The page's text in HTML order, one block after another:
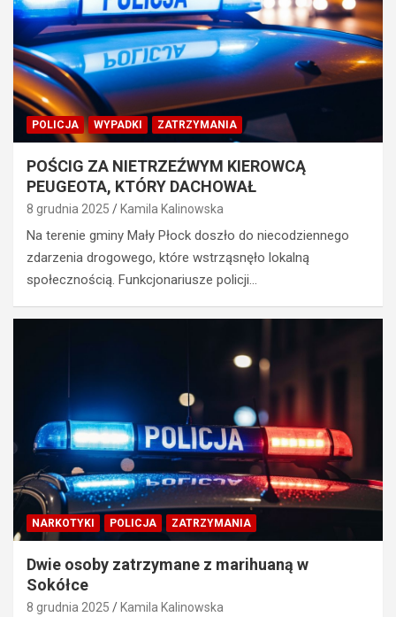
POLICJA WYPADKI ZATRZYMANIA
POŚCIG ZA NIETRZEŹWYM KIEROWCĄ
PEUGEOTA, KTÓRY DACHOWAŁ
8 grudnia 2025 Kamila Kalinowska
Na terenie gminy Mały Płock doszło do niecodziennego
zdarzenia drogowego, które wstrząsnęło lokalną
społecznością. Funkcjonariusze policji…
NARKOTYKI POLICJA ZATRZYMANIA
Dwie osoby zatrzymane z marihuaną w
Sokółce
8 grudnia 2025 Kamila Kalinowska